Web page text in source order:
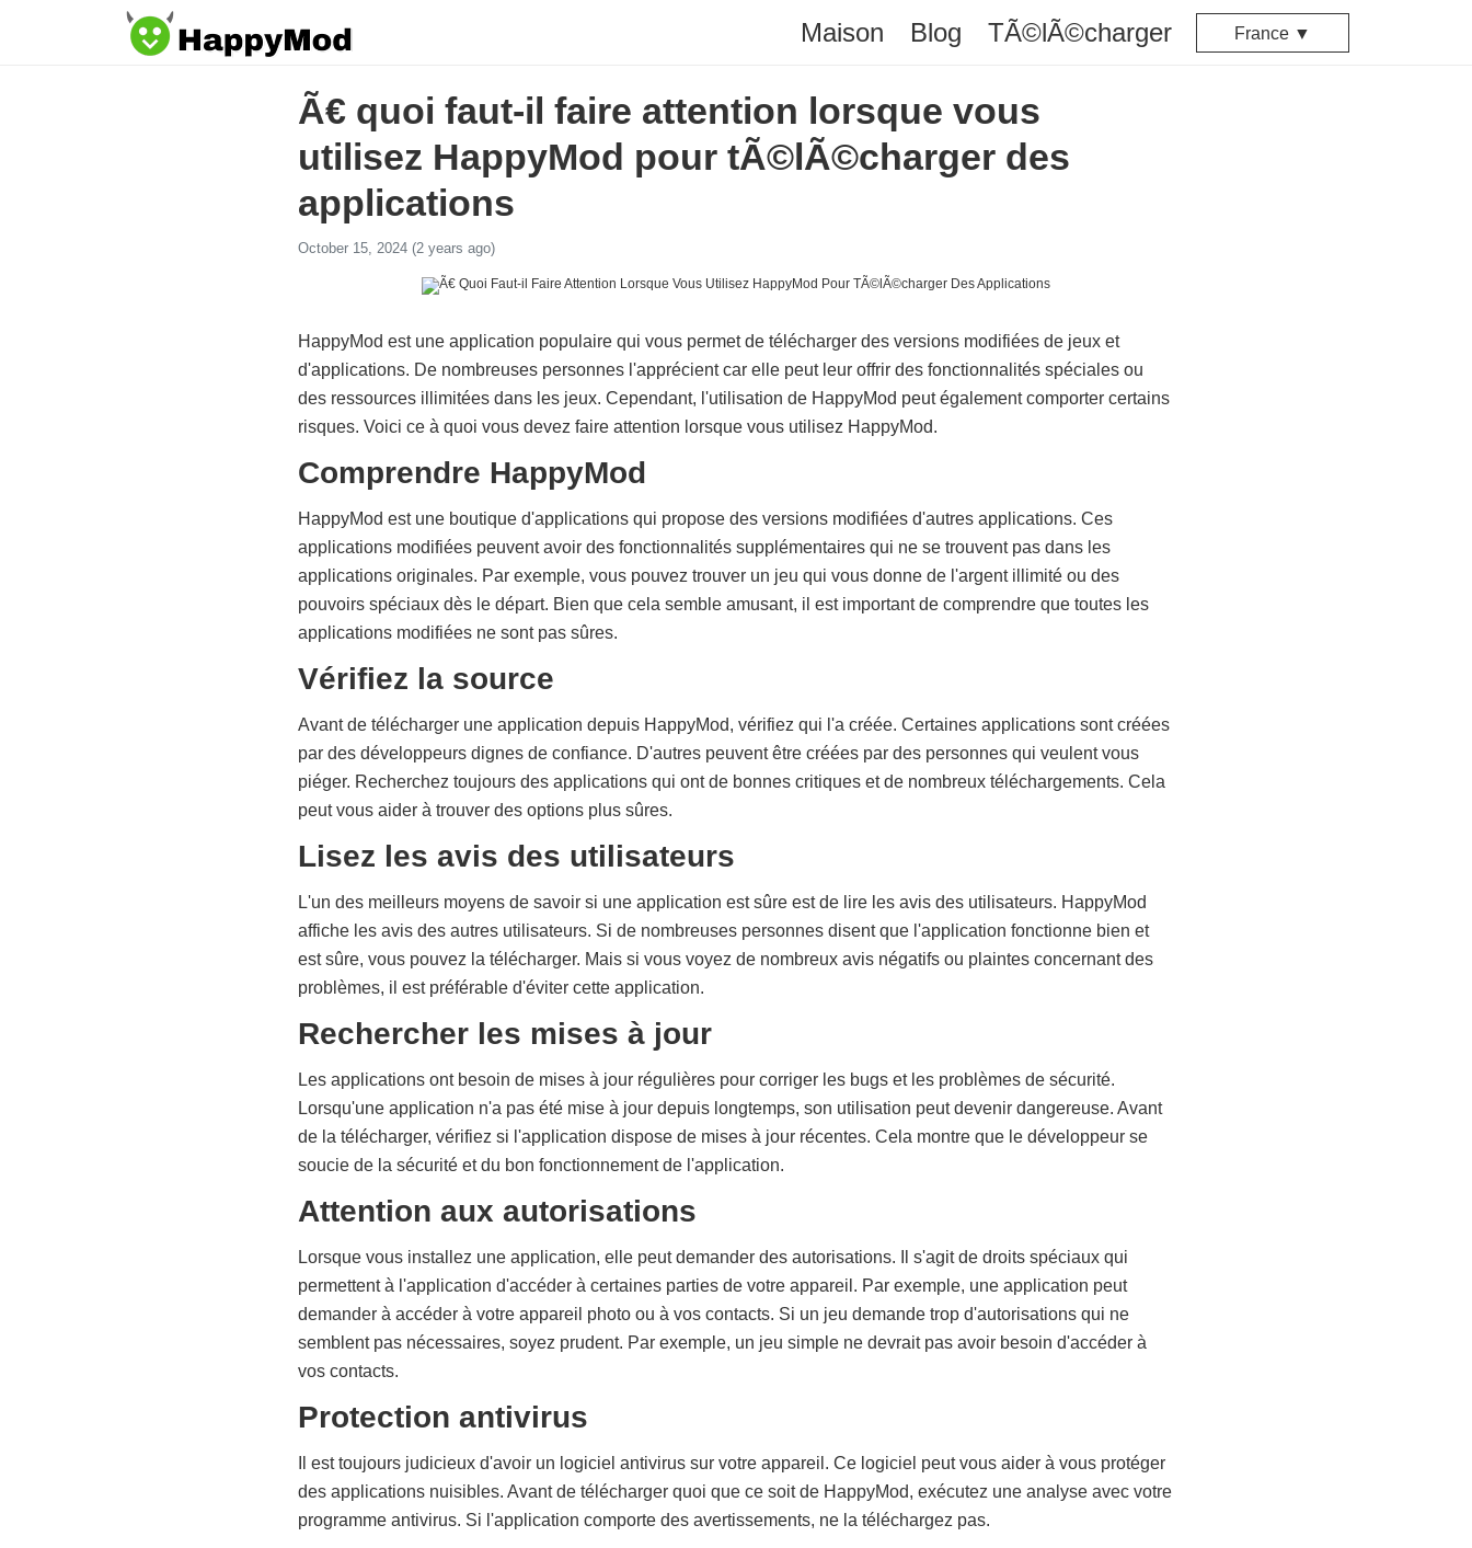
Maison Blog TÃ©lÃ©charger France ▼
Ã€ quoi faut-il faire attention lorsque vous
utilisez HappyMod pour tÃ©lÃ©charger des
applications
October 15, 2024 (2 years ago)
HappyMod est une application populaire qui vous permet de télécharger des versions modifiées de jeux et
d'applications. De nombreuses personnes l'apprécient car elle peut leur offrir des fonctionnalités spéciales ou
des ressources illimitées dans les jeux. Cependant, l'utilisation de HappyMod peut également comporter certains
risques. Voici ce à quoi vous devez faire attention lorsque vous utilisez HappyMod.
Comprendre HappyMod
HappyMod est une boutique d'applications qui propose des versions modifiées d'autres applications. Ces
applications modifiées peuvent avoir des fonctionnalités supplémentaires qui ne se trouvent pas dans les
applications originales. Par exemple, vous pouvez trouver un jeu qui vous donne de l'argent illimité ou des
pouvoirs spéciaux dès le départ. Bien que cela semble amusant, il est important de comprendre que toutes les
applications modifiées ne sont pas sûres.
Vérifiez la source
Avant de télécharger une application depuis HappyMod, vérifiez qui l'a créée. Certaines applications sont créées
par des développeurs dignes de confiance. D'autres peuvent être créées par des personnes qui veulent vous
piéger. Recherchez toujours des applications qui ont de bonnes critiques et de nombreux téléchargements. Cela
peut vous aider à trouver des options plus sûres.
Lisez les avis des utilisateurs
L'un des meilleurs moyens de savoir si une application est sûre est de lire les avis des utilisateurs. HappyMod
affiche les avis des autres utilisateurs. Si de nombreuses personnes disent que l'application fonctionne bien et
est sûre, vous pouvez la télécharger. Mais si vous voyez de nombreux avis négatifs ou plaintes concernant des
problèmes, il est préférable d'éviter cette application.
Rechercher les mises à jour
Les applications ont besoin de mises à jour régulières pour corriger les bugs et les problèmes de sécurité.
Lorsqu'une application n'a pas été mise à jour depuis longtemps, son utilisation peut devenir dangereuse. Avant
de la télécharger, vérifiez si l'application dispose de mises à jour récentes. Cela montre que le développeur se
soucie de la sécurité et du bon fonctionnement de l'application.
Attention aux autorisations
Lorsque vous installez une application, elle peut demander des autorisations. Il s'agit de droits spéciaux qui
permettent à l'application d'accéder à certaines parties de votre appareil. Par exemple, une application peut
demander à accéder à votre appareil photo ou à vos contacts. Si un jeu demande trop d'autorisations qui ne
semblent pas nécessaires, soyez prudent. Par exemple, un jeu simple ne devrait pas avoir besoin d'accéder à
vos contacts.
Protection antivirus
Il est toujours judicieux d'avoir un logiciel antivirus sur votre appareil. Ce logiciel peut vous aider à vous protéger
des applications nuisibles. Avant de télécharger quoi que ce soit de HappyMod, exécutez une analyse avec votre
programme antivirus. Si l'application comporte des avertissements, ne la téléchargez pas.